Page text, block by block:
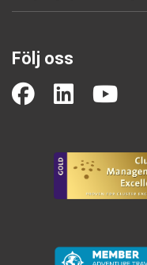
Följ oss
(opens in